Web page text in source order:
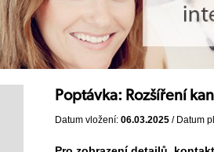
Poptávka: Rozšíření
Datum vložení: 06.03.2025 / Datum